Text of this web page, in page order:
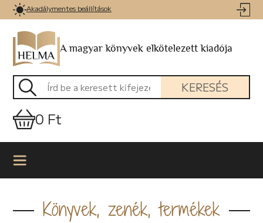
Akadálymentes beállítások
A magyar könyvek elkötelezett kiadója
KERESÉS
0 Ft
Könyvek, zenék, termékek